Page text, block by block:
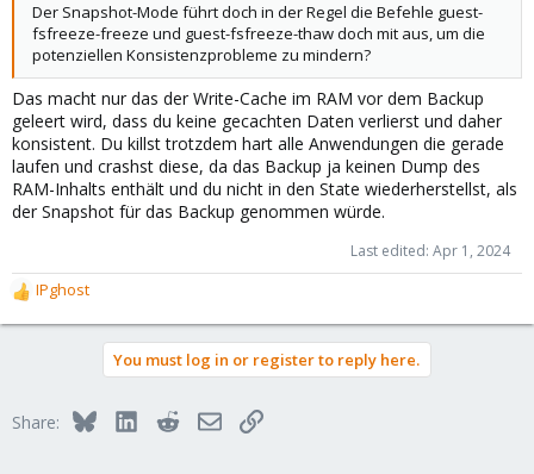
Der Snapshot-Mode führt doch in der Regel die Befehle guest-
fsfreeze-freeze und guest-fsfreeze-thaw doch mit aus, um die
potenziellen Konsistenzprobleme zu mindern?
Das macht nur das der Write-Cache im RAM vor dem Backup
geleert wird, dass du keine gecachten Daten verlierst und daher
konsistent. Du killst trotzdem hart alle Anwendungen die gerade
laufen und crashst diese, da das Backup ja keinen Dump des
RAM-Inhalts enthält und du nicht in den State wiederherstellst, als
der Snapshot für das Backup genommen würde.
Last edited: Apr 1, 2024
R
e
o
IPghost
You must log in or register to reply here.
Share: BlueskyLinkedInRedditEmailLink